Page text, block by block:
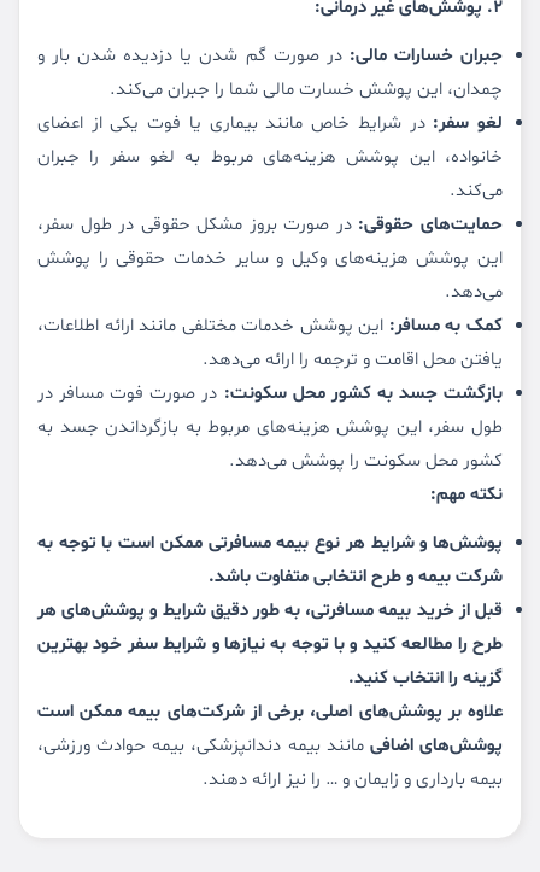
2. پوشش‌های غیر درمانی:
جبران خسارات مالی: در صورت گم شدن یا دزدیده شدن بار و
چمدان، این پوشش خسارت مالی شما را جبران می‌کند.
لغو سفر: در شرایط خاص مانند بیماری یا فوت یکی از اعضای
خانواده، این پوشش هزینه‌های مربوط به لغو سفر را جبران
می‌کند.
حمایت‌های حقوقی: در صورت بروز مشکل حقوقی در طول سفر،
این پوشش هزینه‌های وکیل و سایر خدمات حقوقی را پوشش
می‌دهد.
کمک به مسافر: این پوشش خدمات مختلفی مانند ارائه اطلاعات،
یافتن محل اقامت و ترجمه را ارائه می‌دهد.
بازگشت جسد به کشور محل سکونت: در صورت فوت مسافر در
طول سفر، این پوشش هزینه‌های مربوط به بازگرداندن جسد به
کشور محل سکونت را پوشش می‌دهد.
نکته مهم:
پوشش‌ها و شرایط هر نوع بیمه مسافرتی ممکن است با توجه به
شرکت بیمه و طرح انتخابی متفاوت باشد.
قبل از خرید بیمه مسافرتی، به طور دقیق شرایط و پوشش‌های هر
طرح را مطالعه کنید و با توجه به نیازها و شرایط سفر خود بهترین
گزینه را انتخاب کنید.
علاوه بر پوشش‌های اصلی، برخی از شرکت‌های بیمه ممکن است
پوشش‌های اضافی مانند بیمه دندانپزشکی، بیمه حوادث ورزشی،
بیمه بارداری و زایمان و … را نیز ارائه دهند.